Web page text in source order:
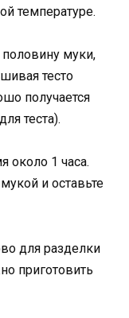
температуре.
муки,
тесто
получается
теста).
около 1 часа.
и оставьте
для разделки
приготовить